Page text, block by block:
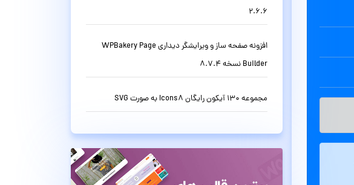
2.6.6
افزونه صفحه ساز و ویرایشگر دیداری WPBakery Page
Builder نسخه 8.7.4
مجموعه 130 آیکون رایگان Icons8 به صورت SVG